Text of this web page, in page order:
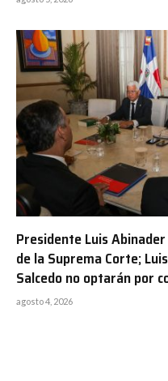
Presidente Luis
de la Suprema Corte;
Salcedo no optarán por
agosto 4, 2026